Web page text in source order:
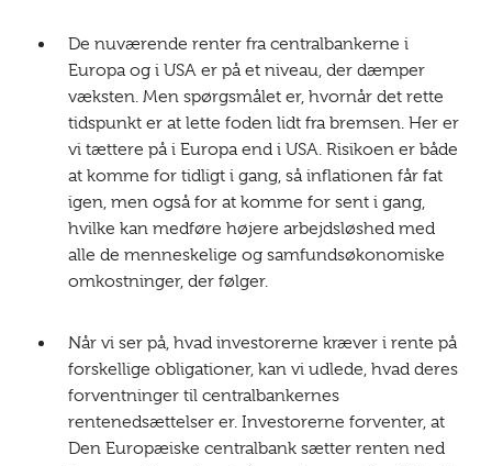
De nuværende renter fra centralbankerne i
Europa og i USA er på et niveau, der dæmper
væksten. Men spørgsmålet er, hvornår det rette
tidspunkt er at lette foden lidt fra bremsen. Her er
vi tættere på i Europa end i USA. Risikoen er både
at komme for tidligt i gang, så inflationen får fat
igen, men også for at komme for sent i gang,
hvilke kan medføre højere arbejdsløshed med
alle de menneskelige og samfundsøkonomiske
omkostninger, der følger.
Når vi ser på, hvad investorerne kræver i rente på
forskellige obligationer, kan vi udlede, hvad deres
forventninger til centralbankernes
rentenedsættelser er. Investorerne forventer, at
Den Europæiske centralbank sætter renten ned